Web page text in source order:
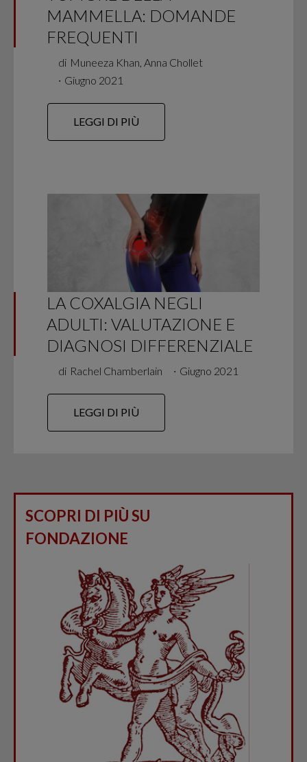
MAMMELLA: DOMANDE
FREQUENTI
di Muneeza Khan, Anna Chollet
∙ Giugno 2021
LEGGI DI PIÙ
LA COXALGIA NEGLI
ADULTI: VALUTAZIONE E
DIAGNOSI DIFFERENZIALE
di Rachel Chamberlain ∙ Giugno 2021
LEGGI DI PIÙ
SCOPRI DI PIÙ SU
FONDAZIONE